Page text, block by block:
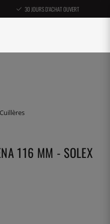
30 JOURS D'ACHAT OUVERT
116 MM - SOLEX